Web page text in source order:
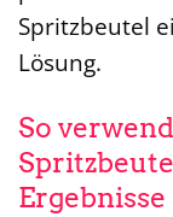
Spritzbeutel
Lösung.
So
Ergebnisse